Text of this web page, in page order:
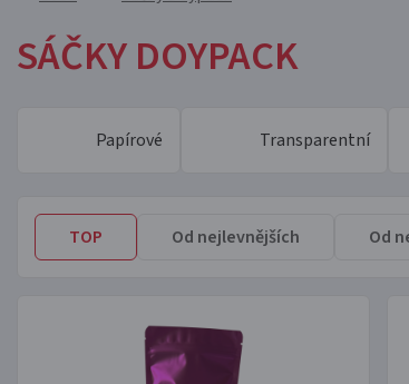
SÁČKY DOYPACK
Papírové Transparentní
TOP Od nejlevnějších Od